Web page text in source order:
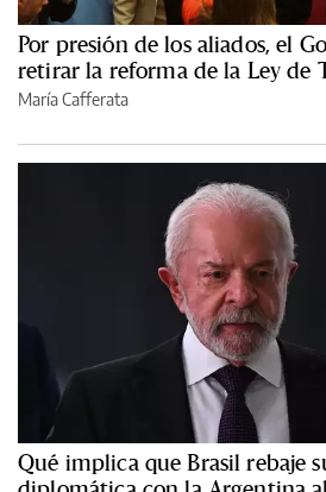
Por presión de los aliados, el
retirar la reforma de la Ley de
María Cafferata
Qué implica que Brasil rebaje